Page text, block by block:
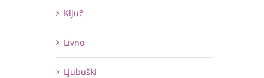
Ključ
Livno
Ljubuški